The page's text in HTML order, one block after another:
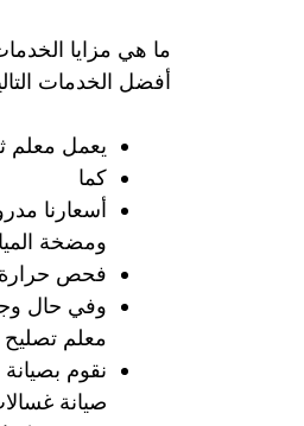
ما هي مزايا
أفضل الخدمات
يعمل معلم
كما
أسعارنا
ومضخة
فحص حرارة
وفي حال
معلم تصليح
نقوم
صيانة